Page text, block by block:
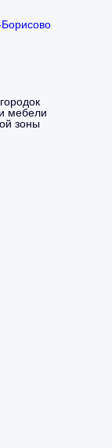
мебели
зоны